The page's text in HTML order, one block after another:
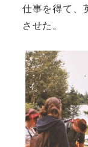
仕事を得て、
させた。